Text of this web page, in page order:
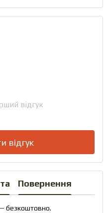
відгук
відгук
Повернення
безкоштовно.